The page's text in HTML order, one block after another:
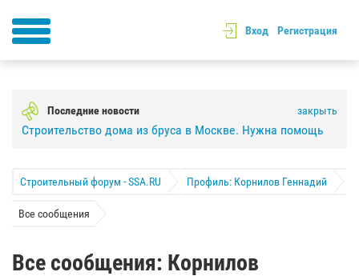
Вход Регистрация
Последние новости закрыть
Строительство дома из бруса в Москве. Нужна помощь
Строительный форум - SSA.RU Профиль: Корнилов Геннадий
Все сообщения
Все сообщения: Корнилов